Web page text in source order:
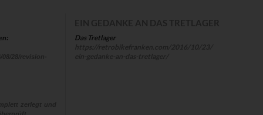
Das Tretlager